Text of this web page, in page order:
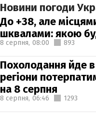
Новини погоди
До +38, але
шквалами: якою
8 серпня, 08:00 893
Похолодання йде в
регіони
на 8 серпня
8 серпня, 06:46 1293